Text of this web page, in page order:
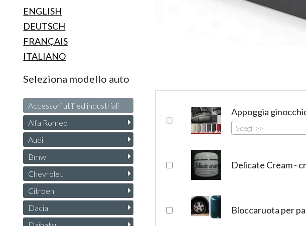
Appoggia
Scegli >>
Delicate Cream -
Bloccaruota per
ENGLISH
DEUTSCH
FRANÇAIS
ITALIANO
Seleziona modello auto
Accessori utili ed industriali
Alfa Romeo
Audi
Bmw
Chevrolet
Citroen
Dacia